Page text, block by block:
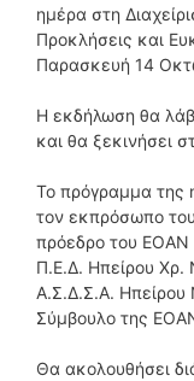
ημέρα στη
Προκλήσεις και
Παρασκευή 14
Η εκδήλωση θα
και θα ξεκινήσει
Το πρόγραμμα της
τον εκπρόσωπο
πρόεδρο του ΕΟΑΝ
Π.Ε.Δ. Ηπείρου Χρ.
Α.Σ.Δ.Σ.Α. Ηπείρου
Σύμβουλο της
Θα ακολουθήσει